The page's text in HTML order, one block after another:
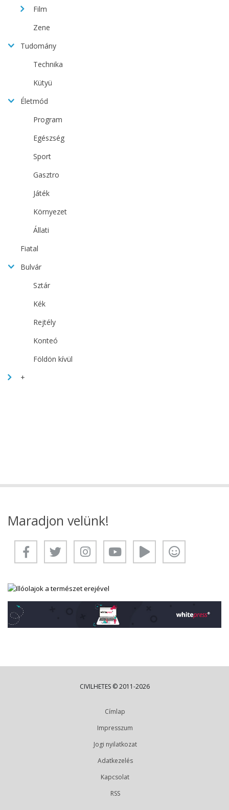
Film
Zene
Tudomány
Technika
Kütyü
Életmód
Program
Egészség
Sport
Gasztro
Játék
Környezet
Állati
Fiatal
Bulvár
Sztár
Kék
Rejtély
Konteó
Földön kívül
+
Maradjon velünk!
CIVILHETES © 2011-2026
Címlap
Impresszum
Jogi nyilatkozat
Adatkezelés
Kapcsolat
RSS